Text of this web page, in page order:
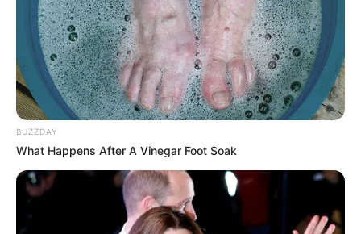
TAGS FILM FILM INDONESIA RATU ILMU HITAM
BUZZDAY
What Happens After A Vinegar Foot Soak